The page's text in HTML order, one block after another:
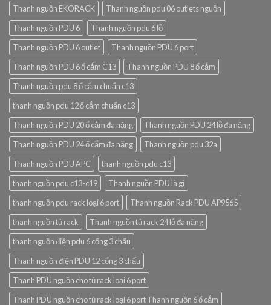
Thanh nguồn EKORACK
Thanh nguồn pdu 06 outlets nguồn
Thanh nguồn PDU 6
Thanh nguồn pdu 6 lỗ
Thanh nguồn PDU 6 outlet
Thanh nguồn PDU 6 port
Thanh nguồn PDU 6 ổ cắm C13
Thanh nguồn PDU 8 ổ cắm
Thanh nguồn pdu 8 ổ cắm chuẩn c13
thanh nguồn pdu 12 ổ cắm chuẩn c13
Thanh nguồn PDU 20 ổ cắm đa năng
Thanh nguồn PDU 24 lỗ đa năng
Thanh nguồn PDU 24 ổ cắm đa năng
Thanh nguồn pdu 32a
Thanh nguồn PDU APC
thanh nguồn pdu c13
thanh nguồn pdu c13-c19
Thanh nguồn PDU là gì
thanh nguồn pdu rack loại 6 port
Thanh nguồn Rack PDU AP9565
thanh nguồn tủ rack
Thanh nguồn tủ rack 24 lỗ đa năng
thanh nguồn điện pdu 6 cổng 3 chấu
Thanh nguồn điện PDU 12 cổng 3 chấu
Thanh PDU nguồn cho tủ rack loại 6 port
Thanh PDU nguồn cho tủ rack loại 6 port Thanh nguồn 6 ổ cắm